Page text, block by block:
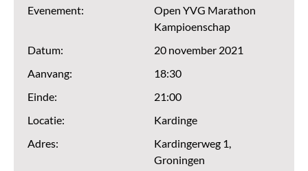
Evenement:
Open YVG Marathon
Kampioenschap
Datum:
20 november 2021
Aanvang:
18:30
Einde:
21:00
Locatie:
Kardinge
Adres:
Kardingerweg 1,
Groningen